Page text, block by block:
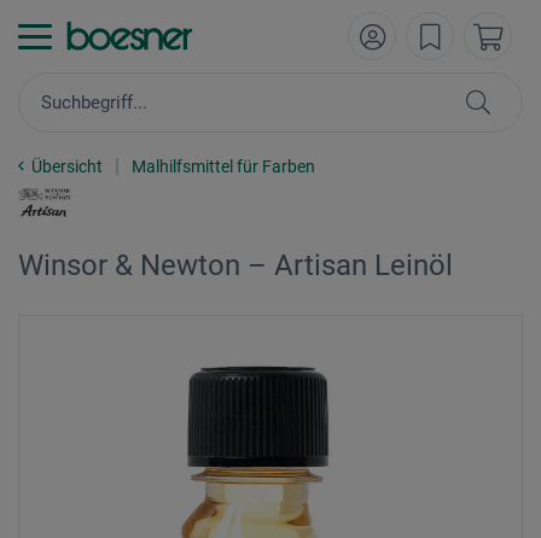
Übersicht Malhilfsmittel für Farben
Winsor & Newton – Artisan Leinöl